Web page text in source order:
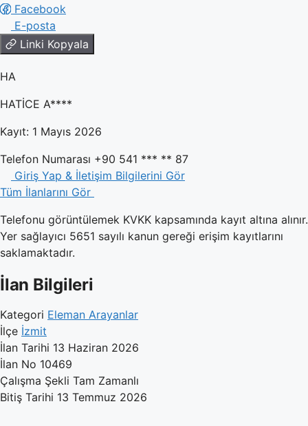
Facebook
E-posta
Linki Kopyala
HA
HATİCE A****
Kayıt: 1 Mayıs 2026
Telefon Numarası +90 541 *** ** 87
Giriş Yap & İletişim Bilgilerini Gör
Tüm İlanlarını Gör
Telefonu görüntülemek KVKK kapsamında kayıt altına alınır.
Yer sağlayıcı 5651 sayılı kanun gereği erişim kayıtlarını
saklamaktadır.
İlan Bilgileri
Kategori Eleman Arayanlar
İlçe İzmit
İlan Tarihi 13 Haziran 2026
İlan No 10469
Çalışma Şekli Tam Zamanlı
Bitiş Tarihi 13 Temmuz 2026